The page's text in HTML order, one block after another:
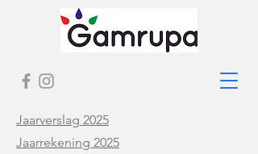
Jaarverslag 2025
Jaarrekening 2025